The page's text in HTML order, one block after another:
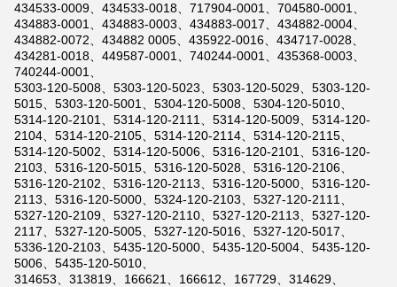
434533-0009、434533-0018、717904-0001、704580-0001、
434883-0001、434883-0003、434883-0017、434882-0004、
434882-0072、434882 0005、435922-0016、434717-0028、
434281-0018、449587-0001、740244-0001、435368-0003、
740244-0001、
5303-120-5008、5303-120-5023、5303-120-5029、5303-120-
5015、5303-120-5001、5304-120-5008、5304-120-5010、
5314-120-2101、5314-120-2111、5314-120-5009、5314-120-
2104、5314-120-2105、5314-120-2114、5314-120-2115、
5314-120-5002、5314-120-5006、5316-120-2101、5316-120-
2103、5316-120-5015、5316-120-5028、5316-120-2106、
5316-120-2102、5316-120-2113、5316-120-5000、5316-120-
2113、5316-120-5000、5324-120-2103、5327-120-2111、
5327-120-2109、5327-120-2110、5327-120-2113、5327-120-
2117、5327-120-5005、5327-120-5016、5327-120-5017、
5336-120-2103、5435-120-5000、5435-120-5004、5435-120-
5006、5435-120-5010、
314653、313819、166621、166612、167729、314629、